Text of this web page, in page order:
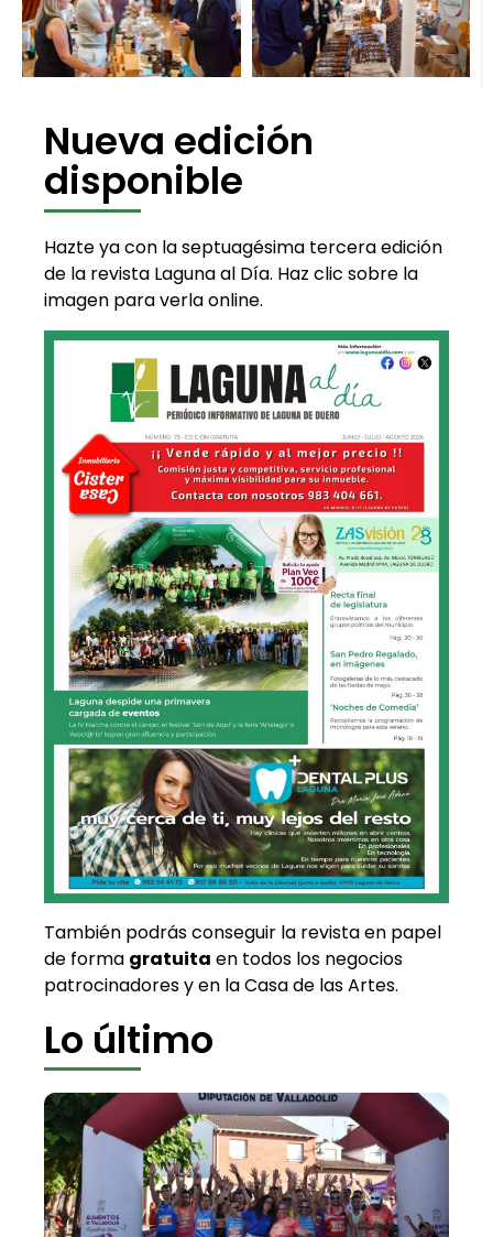
Nueva edición
disponible
Hazte ya con la septuagésima tercera edición
de la revista Laguna al Día. Haz clic sobre la
imagen para verla online.
También podrás conseguir la revista en papel
de forma gratuita en todos los negocios
patrocinadores y en la Casa de las Artes.
Lo último